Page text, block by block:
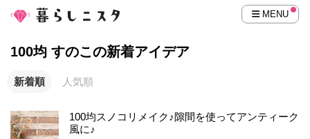
MENU
100均 すのこの新着アイデア
新着順 人気順
100均スノコリメイク♪隙間を使ってアンティーク
風に♪